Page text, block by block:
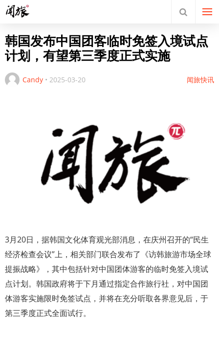
韩国发布中国团客临时免签入境试点
计划，有望第三季度正式实施
Candy • 2025-03-20 闻旅快讯
3月20日，据韩国文化体育观光部消息，在庆州召开的“民生
经济检查会议”上，相关部门联合发布了《访韩旅游市场全球
提振战略》，其中包括针对中国团体游客的临时免签入境试
点计划。韩国政府将于下月通过指定合作旅行社，对中国团
体游客实施限时免签试点，并将在充分听取各界意见后，于
第三季度正式全面试行。